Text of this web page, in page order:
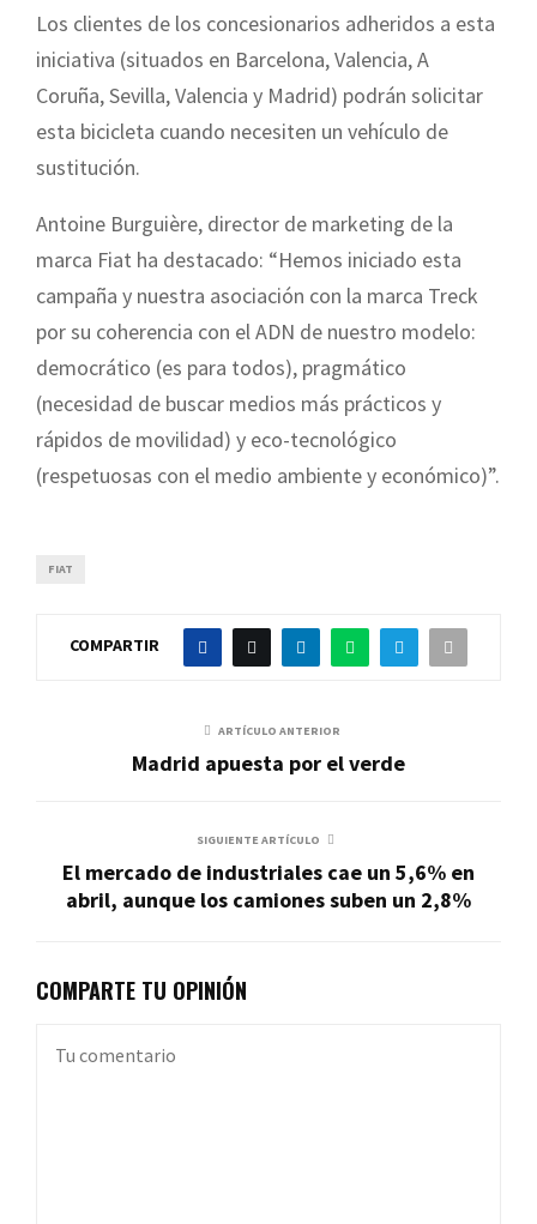
Los clientes de los concesionarios adheridos a esta
iniciativa (situados en Barcelona, Valencia, A
Coruña, Sevilla, Valencia y Madrid) podrán solicitar
esta bicicleta cuando necesiten un vehículo de
sustitución.
Antoine Burguière, director de marketing de la
marca Fiat ha destacado: “Hemos iniciado esta
campaña y nuestra asociación con la marca Treck
por su coherencia con el ADN de nuestro modelo:
democrático (es para todos), pragmático
(necesidad de buscar medios más prácticos y
rápidos de movilidad) y eco-tecnológico
(respetuosas con el medio ambiente y económico)”.
FIAT
COMPARTIR
ARTÍCULO ANTERIOR
Madrid apuesta por el verde
SIGUIENTE ARTÍCULO
El mercado de industriales cae un 5,6% en
abril, aunque los camiones suben un 2,8%
COMPARTE TU OPINIÓN